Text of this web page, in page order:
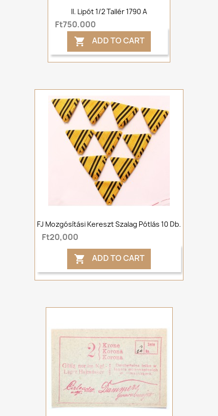
II. Lipót 1/2 Tallér 1790 A
Ft750,000
 ADD TO CART
FJ Mozgósítási Kereszt Szalag Pótlás 10 Db.
Ft20,000
 ADD TO CART